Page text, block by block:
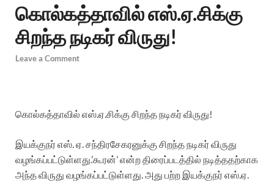
கொல்கத்தாவில் எஸ்.ஏ.சிக்கு
சிறந்த நடிகர் விருது!
Leave a Comment
கொல்கத்தாவில் எஸ்.ஏ.சிக்கு சிறந்த நடிகர் விருது!
இயக்குநர் எஸ். ஏ. சந்திரசேகரனுக்கு சிறந்த நடிகர் விருது
வழங்கப்பட்டுள்ளது.’கூரன்’ என்ற திரைப்படத்தில் நடித்ததற்காக
அந்த விருது வழங்கப்பட்டுள்ளது. அது பற்ற இயக்குநர் எஸ்.ஏ.